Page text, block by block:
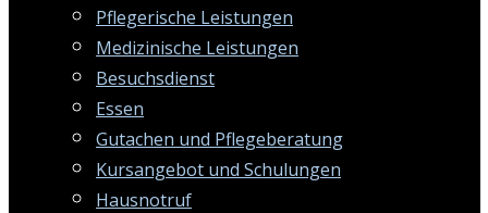
Pflegerische Leistungen
Medizinische Leistungen
Besuchsdienst
Essen
Gutachen und Pflegeberatung
Kursangebot und Schulungen
Hausnotruf